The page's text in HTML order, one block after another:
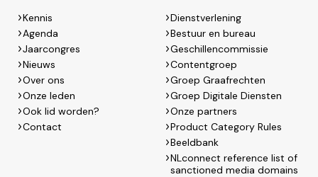
Kennis
Agenda
Jaarcongres
Nieuws
Over ons
Onze leden
Ook lid worden?
Contact
Dienstverlening
Bestuur en bureau
Geschillencommissie
Contentgroep
Groep Graafrechten
Groep Digitale Diensten
Onze partners
Product Category Rules
Beeldbank
NLconnect reference list of
sanctioned media domains